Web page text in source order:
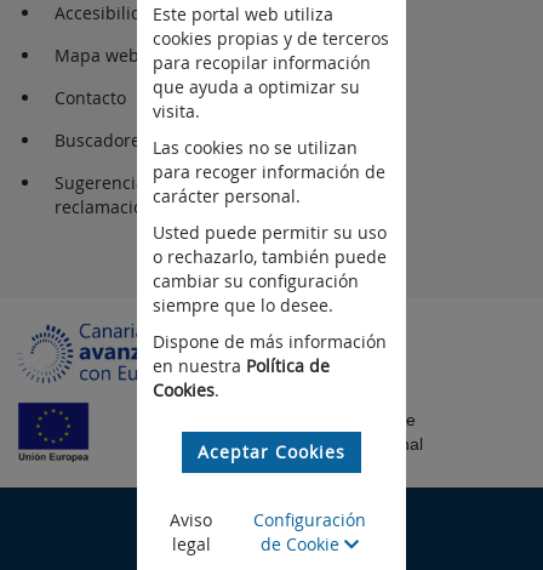
Accesibilidad
Mapa web
Contacto
Buscadores
Sugerencia y
reclamaciones
Fondo Europeo de
Desarrollo Regional
©Gobierno de Canarias
Este portal web utiliza
cookies propias y de terceros
para recopilar información
que ayuda a optimizar su
visita.
Las cookies no se utilizan
para recoger información de
carácter personal.
Usted puede permitir su uso
o rechazarlo, también puede
cambiar su configuración
siempre que lo desee.
Dispone de más información
en nuestra Política de
Cookies.
Aceptar Cookies
Aviso
legal
Configuración
de Cookie